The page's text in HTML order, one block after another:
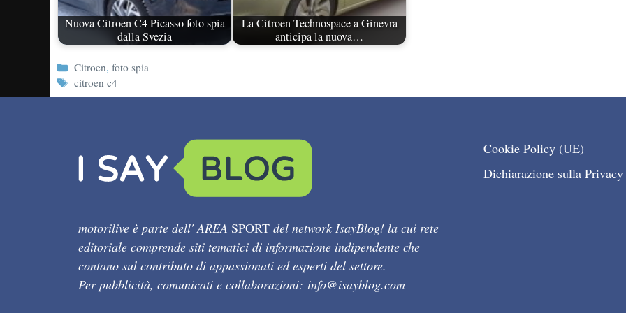
Nuova Citroen C4 Picasso foto spia
dalla Svezia
La Citroen Technospace a Ginevra
anticipa la nuova…
Categorie
Citroen,foto spia
Tag
citroen c4
motorilive è parte dell' AREA SPORT del network IsayBlog! la cui rete
editoriale comprende siti tematici di informazione indipendente che
contano sul contributo di appassionati ed esperti del settore.
Per pubblicità, comunicati e collaborazioni: info@isayblog.com
Cookie Policy (UE)
Dichiarazione sulla